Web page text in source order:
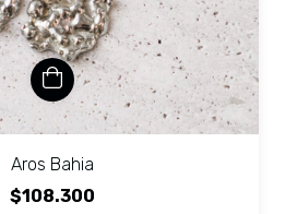
Aros Bahia
$108.300